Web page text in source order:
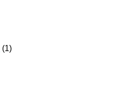
(1)